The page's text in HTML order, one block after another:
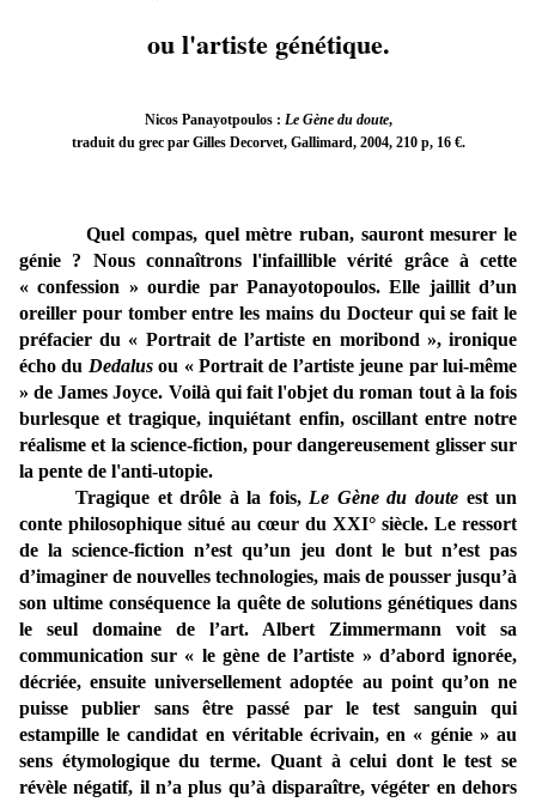
ou l'artiste génétique.
Nicos Panayotpoulos : Le Gène du doute,
traduit du grec par Gilles Decorvet, Gallimard, 2004, 210 p, 16 €.
Quel compas, quel mètre ruban, sauront mesurer le
génie ? Nous connaîtrons l'infaillible vérité grâce à cette
« confession » ourdie par Panayotopoulos. Elle jaillit d’un
oreiller pour tomber entre les mains du Docteur qui se fait le
préfacier du « Portrait de l’artiste en moribond », ironique
écho du Dedalusou « Portrait de l’artiste jeune par lui-même
» de James Joyce. Voilà qui fait l'objet du roman tout à la fois
burlesque et tragique, inquiétant enfin, oscillant entre notre
réalisme et la science-fiction, pour dangereusement glisser sur
la pente de l'anti-utopie.
Tragique et drôle à la fois, Le Gène du douteest un
conte philosophique situé au cœur du XXI° siècle. Le ressort
de la science-fiction n’est qu’un jeu dont le but n’est pas
d’imaginer de nouvelles technologies, mais de pousser jusqu’à
son ultime conséquence la quête de solutions génétiques dans
le seul domaine de l’art. Albert Zimmermann voit sa
communication sur « le gène de l’artiste » d’abord ignorée,
décriée, ensuite universellement adoptée au point qu’on ne
puisse publier sans être passé par le test sanguin qui
estampille le candidat en véritable écrivain, en « génie » au
sens étymologique du terme. Quant à celui dont le test se
révèle négatif, il n’a plus qu’à disparaître, végéter en dehors